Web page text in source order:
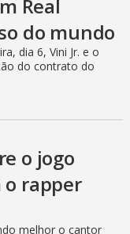
Real
do mundo
dia 6, Vini Jr. e o
do contrato do
o jogo
o rapper
melhor o cantor